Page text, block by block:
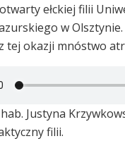
ełckiej filii
w Olsztynie.
tej okazji mnóstwo
Justyna
filii.